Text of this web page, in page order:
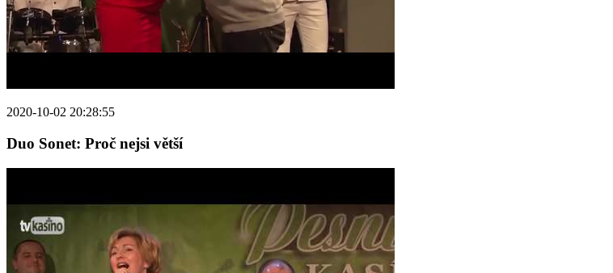
2020-10-02 20:28:55
Duo Sonet: Proč nejsi větší